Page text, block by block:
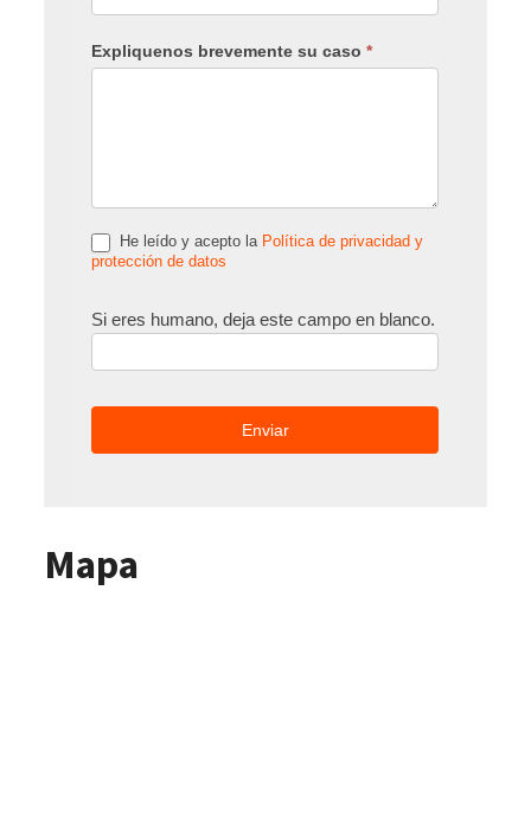
Expliquenos brevemente su caso*
He leído y acepto la Política de privacidad y
protección de datos
Si eres humano, deja este campo en blanco.
Mapa